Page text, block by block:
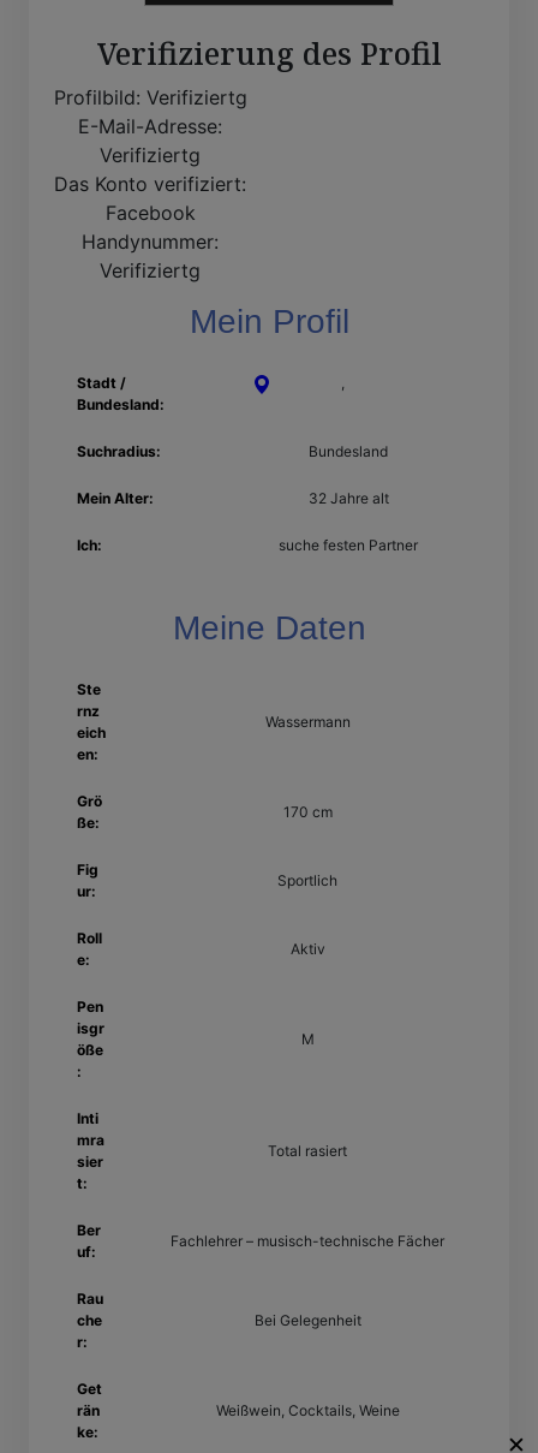
Verifizierung des Profil
Profilbild: Verifiziertg
E-Mail-Adresse:
Verifiziertg
Das Konto verifiziert:
Facebook
Handynummer:
Verifiziertg
Mein Profil
Stadt /
Bundesland:
,
Suchradius: Bundesland
Mein Alter: 32 Jahre alt
Ich: suche festen Partner
Meine Daten
Ste
rnz
eich
en:
Wassermann
Grö
ße:
170 cm
Fig
ur:
Sportlich
Roll
e:
Aktiv
Pen
isgr
öße
:
M
Inti
mra
sier
t:
Total rasiert
Ber
uf:
Fachlehrer – musisch-technische Fächer
Rau
che
r:
Bei Gelegenheit
Get
rän
ke:
Weißwein, Cocktails, Weine
✕